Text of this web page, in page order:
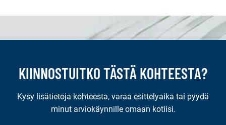
KIINNOSTUITKO TÄSTÄ KOHTEESTA?
Kysy lisätietoja kohteesta, varaa esittelyaika tai pyydä
minut arviokäynnille omaan kotiisi.